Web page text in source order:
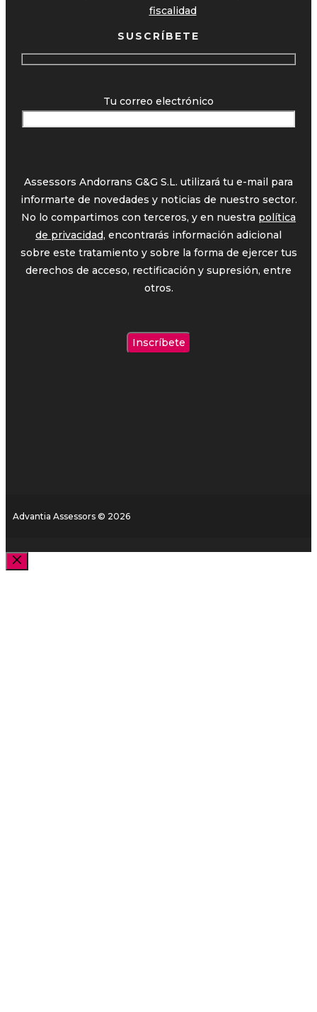
fiscalidad
SUSCRÍBETE
Tu correo electrónico
Assessors Andorrans G&G S.L. utilizará tu e-mail para
informarte de novedades y noticias de nuestro sector.
No lo compartimos con terceros, y en nuestra política
de privacidad, encontrarás información adicional
sobre este tratamiento y sobre la forma de ejercer tus
derechos de acceso, rectificación y supresión, entre
otros.
Advantia Assessors © 2026
Cerrar